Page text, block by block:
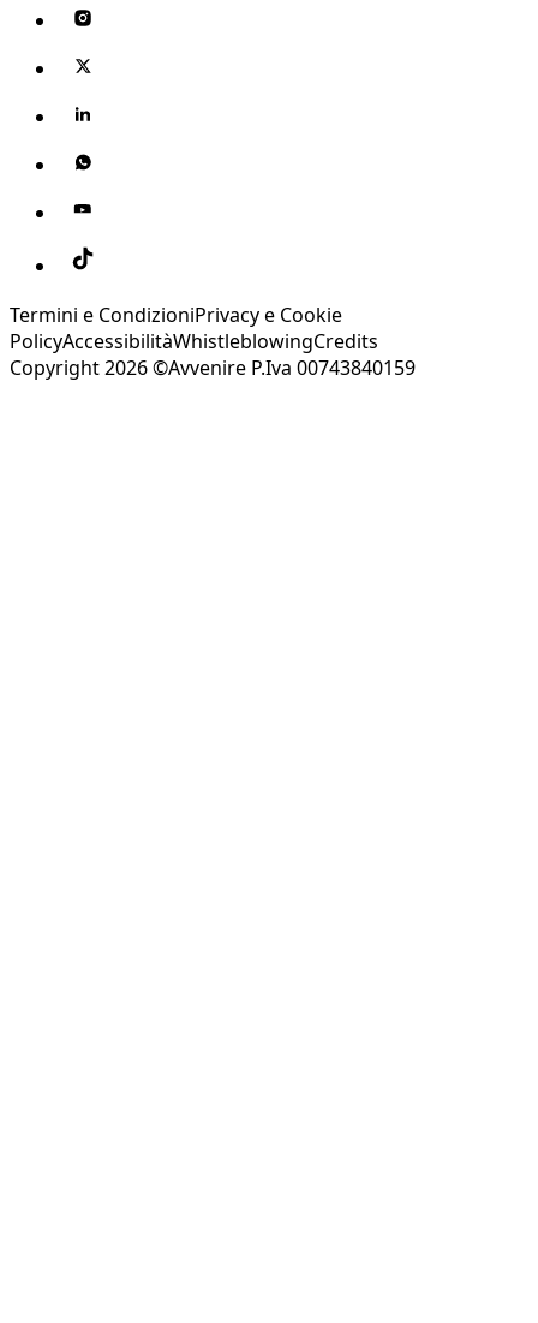
Termini e CondizioniPrivacy e Cookie
PolicyAccessibilitàWhistleblowingCredits
Copyright 2026 ©Avvenire P.Iva 00743840159